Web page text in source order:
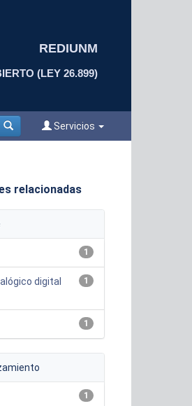
REDIUNM
(LEY 26.899)
Servicios
relacionadas
1
1
digital
1
1